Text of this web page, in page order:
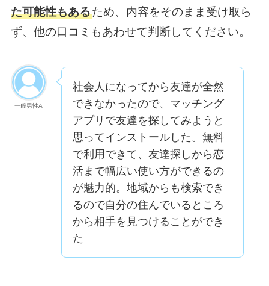
た可能性もあるため、内容をそのまま受け取ら
ず、他の口コミもあわせて判断してください。
一般男性A
社会人になってから友達が全然
できなかったので、マッチング
アプリで友達を探してみようと
思ってインストールした。無料
で利用できて、友達探しから恋
活まで幅広い使い方ができるの
が魅力的。地域からも検索でき
るので自分の住んでいるところ
から相手を見つけることができ
た